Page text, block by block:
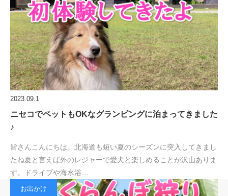
2023.09.1
ニセコでペットもOKなグランピングに泊まってきました
♪
皆さんこんにちは。北海道も短い夏のシーズンに突入してきまし
たね夏と言えば外のレジャーで愛犬と楽しめることが沢山ありま
す。ドライブや海水浴…
お出かけ